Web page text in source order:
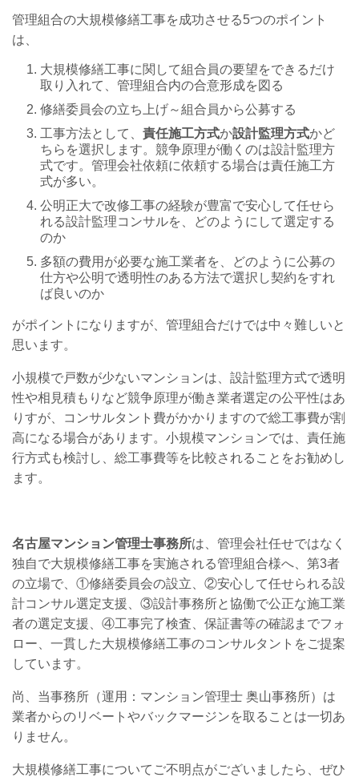
管理組合の大規模修繕工事を成功させる5つのポイント
は、
大規模修繕工事に関して組合員の要望をできるだけ
取り入れて、管理組合内の合意形成を図る
修繕委員会の立ち上げ～組合員から公募する
工事方法として、 責任施工方式か設計監理方式かど
ちらを選択します。競争原理が働くのは設計監理方
式です。管理会社依頼に依頼する場合は責任施工方
式が多い。
公明正大で改修工事の経験が豊富で安心して任せら
れる設計監理コンサルを、どのようにして選定する
のか
多額の費用が必要な施工業者を、どのように公募の
仕方や公明で透明性のある方法で選択し契約をすれ
ば良いのか
がポイントになりますが、管理組合だけでは中々難しいと
思います。
小規模で戸数が少ないマンションは、設計監理方式で透明
性や相見積もりなど競争原理が働き業者選定の公平性はあ
りすが、コンサルタント費がかかりますので総工事費が割
高になる場合があります。小規模マンションでは、責任施
行方式も検討し、総工事費等を比較されることをお勧めし
ます。
名古屋マンション管理士事務所は、管理会社任せではなく
独自で大規模修繕工事を実施される管理組合様へ、第3者
の立場で、①修繕委員会の設立、②安心して任せられる設
計コンサル選定支援、③設計事務所と協働で公正な施工業
者の選定支援、④工事完了検査、保証書等の確認までフォ
ロー、一貫した大規模修繕工事のコンサルタントをご提案
しています。
尚、当事務所（運用：マンション管理士 奥山事務所）は
業者からのリベートやバックマージンを取ることは一切あ
りません。
大規模修繕工事についてご不明点がございましたら、ぜひ